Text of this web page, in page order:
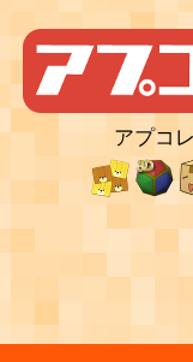
アプコ